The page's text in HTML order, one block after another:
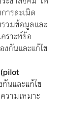
ารละเมิด
วมข้อมูลและ
ราะห์ข้อ
กันและแก้ไข
นและแก้ไข
ามเหมาะ